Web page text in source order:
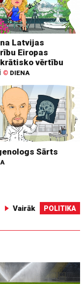
Latvijas
Eiropas
vērtību
© DIENA
Sārts
Vairāk POLITIKA